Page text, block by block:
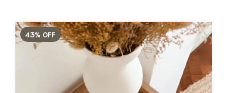
43% OFF